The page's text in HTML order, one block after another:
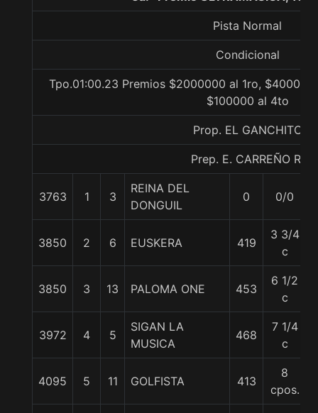
Pista Normal
Condicional
Tpo.01:00.23 Premios $2000000 al 1ro,
$100000 al 4to
Prop. EL GANCHITO
Prep. E. CARREÑO R.
3763 1 3
REINA DEL
DONGUIL
0 0/0
3850 2 6 EUSKERA 419
3 3/4
c
3850 3 13 PALOMA ONE 453
6 1/2
c
3972 4 5
SIGAN LA
MUSICA
468
7 1/4
c
4095 5 11 GOLFISTA 413
8
cpos.